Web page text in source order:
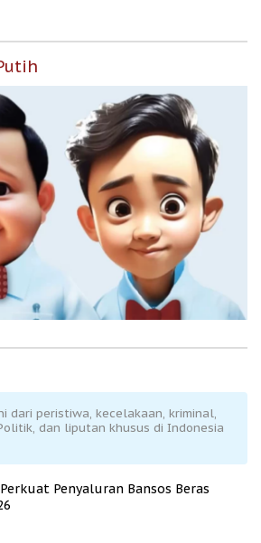
dari peristiwa, kecelakaan, kriminal,
dan liputan khusus di Indonesia
Penyaluran Bansos Beras